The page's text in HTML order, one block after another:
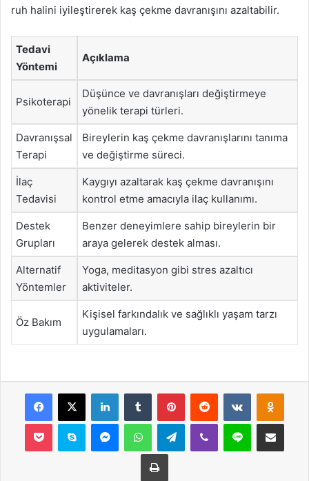
ruh halini iyileştirerek kaş çekme davranışını azaltabilir.
Tedavi
Yöntemi
Açıklama
Psikoterapi
Düşünce ve davranışları değiştirmeye
yönelik terapi türleri.
Davranışsal
Terapi
Bireylerin kaş çekme davranışlarını tanıma
ve değiştirme süreci.
İlaç
Tedavisi
Kaygıyı azaltarak kaş çekme davranışını
kontrol etme amacıyla ilaç kullanımı.
Destek
Grupları
Benzer deneyimlere sahip bireylerin bir
araya gelerek destek alması.
Alternatif
Yöntemler
Yoga, meditasyon gibi stres azaltıcı
aktiviteler.
Öz Bakım
Kişisel farkındalık ve sağlıklı yaşam tarzı
uygulamaları.
Facebook
X LinkedInTumblr PinterestReddit VKontakte
Pocket Skype MessengerWhatsAppTelegramViber Line E-Posta ile
Yazdır